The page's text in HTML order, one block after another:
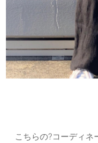
こちらの?コーディネ